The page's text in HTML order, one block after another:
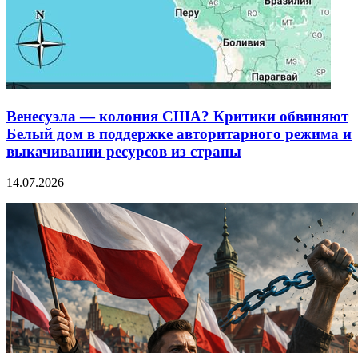
Венесуэла — колония США? Критики обвиняют
Белый дом в поддержке авторитарного режима и
выкачивании ресурсов из страны
14.07.2026